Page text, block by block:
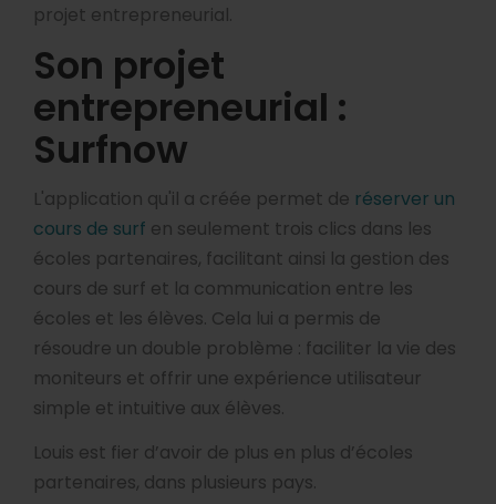
projet entrepreneurial.
Son projet
entrepreneurial :
Surfnow
L'application qu'il a créée permet de réserver un
cours de surf en seulement trois clics dans les
écoles partenaires, facilitant ainsi la gestion des
cours de surf et la communication entre les
écoles et les élèves. Cela lui a permis de
résoudre un double problème : faciliter la vie des
moniteurs et offrir une expérience utilisateur
simple et intuitive aux élèves.
Louis est fier d’avoir de plus en plus d’écoles
partenaires, dans plusieurs pays.